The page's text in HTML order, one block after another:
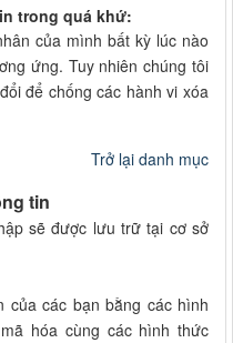
trong quá khứ:
của mình bất kỳ lúc nào
ứng. Tuy nhiên chúng tôi
để chống các hành vi xóa
Trở lại danh mục
tin
sẽ được lưu trữ tại cơ sở
của các bạn bằng các hình
hóa cùng các hình thức